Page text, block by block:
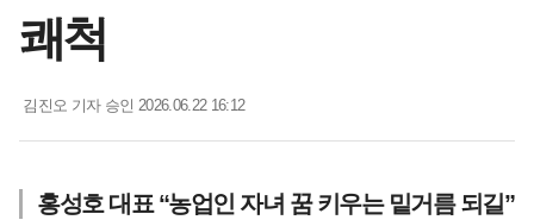
쾌척
김진오 기자승인 2026.06.22 16:12
홍성호 대표 “농업인 자녀 꿈 키우는 밑거름 되길”